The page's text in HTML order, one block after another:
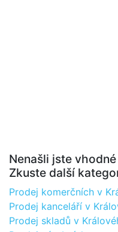
Nenašli jste
Zkuste další
Prodej komerčních v
Prodej kanceláří v
Prodej skladů v